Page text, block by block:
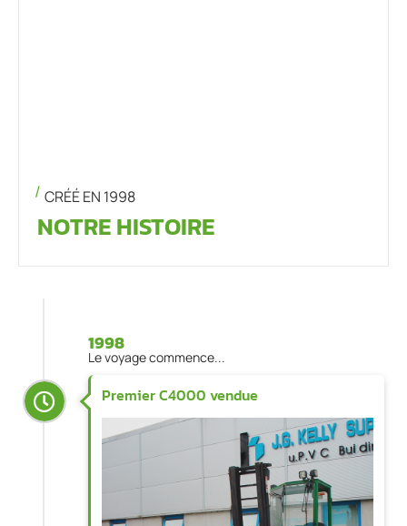
CRÉÉ EN 1998
NOTRE HISTOIRE
1998
Le voyage commence...
Premier C4000 vendue